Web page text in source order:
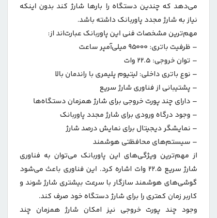
می‌دهد که چندین دستگاه را بارها شارژ کند بدون اینکه
نیاز به شارژ مجدد پاوربانک داشته باشد.
مهم‌ترین مشخصات فنی این پاوربانک عبارت‌اند از:
– ظرفیت باتری: 95000 میلی‌آمپر ساعت
– توان خروجی: 22.5 وات
– نوع باتری داخلی: لیتیوم پلیمری با راندمان بالا
– پشتیبانی از فناوری شارژ سریع
– دارای چند پورت خروجی برای شارژ همزمان دستگاه‌ها
– وجود درگاه ورودی برای شارژ مجدد پاوربانک
– نمایشگر دیجیتال برای نمایش درصد شارژ
– سیستم‌های محافظتی هوشمند
از مهم‌ترین ویژگی‌های این پاوربانک می‌توان به فناوری
شارژ سریع 22.5 وات اشاره کرد. این فناوری باعث می‌شود
گوشی‌های هوشمند سازگار با سرعت بیشتری شارژ شوند و
کاربر زمان کمتری را برای شارژ دستگاه خود صرف کند.
وجود چند پورت خروجی نیز امکان شارژ همزمان چند